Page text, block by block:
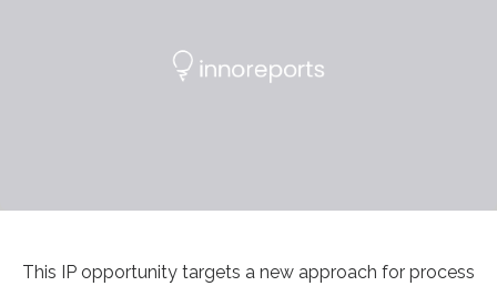
This IP opportunity targets a new approach for process